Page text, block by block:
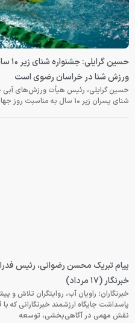
حسین
ورزش شنا در خراسان رضوی است
حسین گرایلی، رئیس هیأت ورزش‌های آبی
شنای پسران زیر ۱۰ سال به مناسبت روز جهانی شنا اظهار کرد: این جشنواره روز جمعه‌ ۱۶
پیام تبریک محسن رضوانی، رئیس
خبرنگار (۱۷ مرداد)
پاسداشت جایگاه ارزشمند خبرنگارانی که
نقش مهمی در آگاهی‌بخشی، توسعه